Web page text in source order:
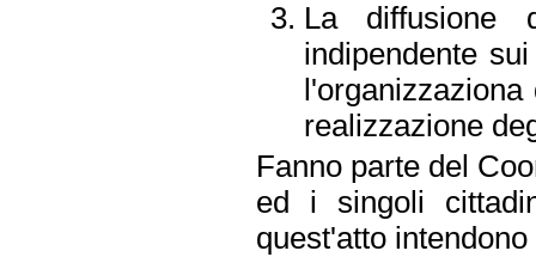
La diffusione
indipendente
realizzazione
Fanno parte del
ed i singoli
quest'atto